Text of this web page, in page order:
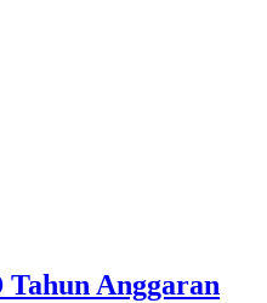
Anggaran